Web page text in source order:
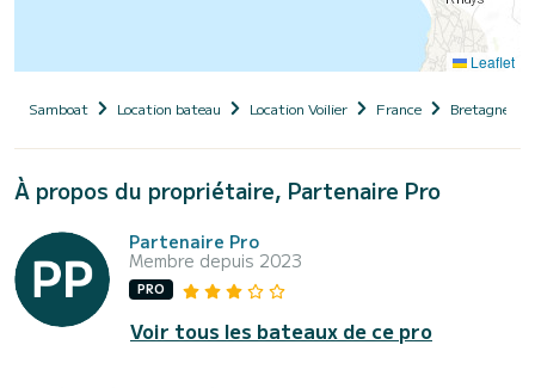
Leaflet
Samboat Location bateau Location Voilier France Bretagne
À propos du propriétaire, Partenaire Pro
Partenaire Pro
Membre depuis 2023
PRO
Voir tous les bateaux de ce pro